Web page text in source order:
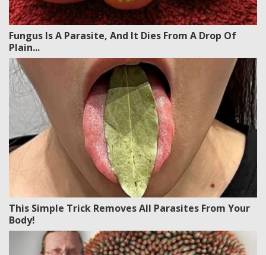
Fungus Is A Parasite, And It Dies From A Drop Of
Plain...
This Simple Trick Removes All Parasites From Your
Body!